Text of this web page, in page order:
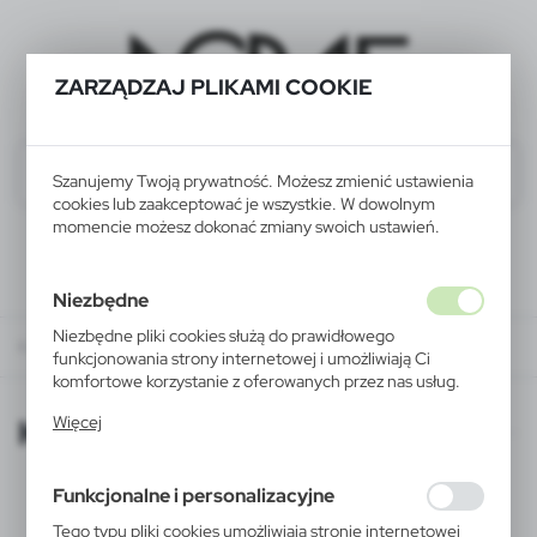
ZARZĄDZAJ PLIKAMI COOKIE
Szanujemy Twoją prywatność. Możesz zmienić ustawienia
cookies lub zaakceptować je wszystkie. W dowolnym
momencie możesz dokonać zmiany swoich ustawień.
Niezbędne
Niezbędne pliki cookies służą do prawidłowego
funkcjonowania strony internetowej i umożliwiają Ci
komfortowe korzystanie z oferowanych przez nas usług.
działania w celu m.in. dostosowania Twoich ustawień
korzystasz, może działać bez zakłóceń.
Więcej
Funkcjonalne i personalizacyjne
Tego typu pliki cookies umożliwiają stronie internetowej
KATALOGI ONLINE
KATALOGI ONLINE